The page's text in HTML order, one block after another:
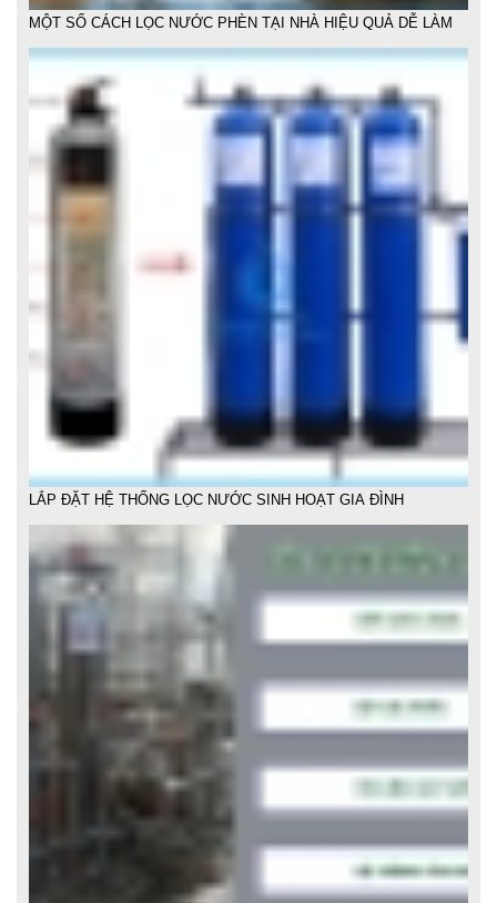
LẮP ĐẶT HỆ THỐNG LỌC NƯỚC GIA ĐÌNH GIÁ RẺ